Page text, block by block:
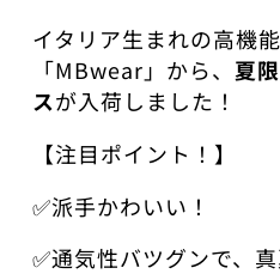
イタリア生まれの高機
「MBwear」から、 夏
スが入荷しました！
【注目ポイント！】
✅️派手かわいい！
✅️通気性バツグンで、